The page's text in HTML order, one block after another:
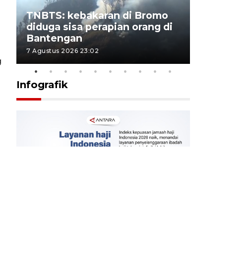
TNBTS: kebakaran di Bromo
diduga sisa perapian orang di
Bantengan
7 Agustus 2026 23:02
Infografik